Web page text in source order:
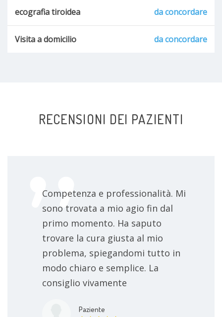
ecografia tiroidea da concordare
Visita a domicilio da concordare
RECENSIONI DEI PAZIENTI
Competenza e professionalità. Mi
sono trovata a mio agio fin dal
primo momento. Ha saputo
trovare la cura giusta al mio
problema, spiegandomi tutto in
modo chiaro e semplice. La
consiglio vivamente
Paziente